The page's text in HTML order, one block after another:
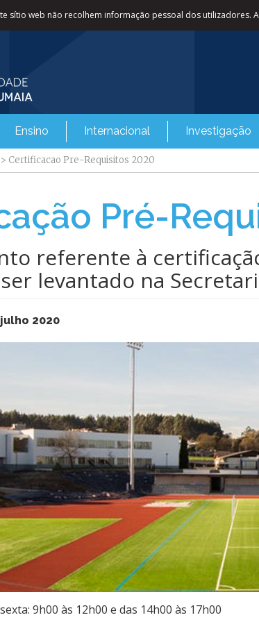
sítio web não recolhem informação pessoal dos utilizadores.
Ensino Internacional Investigação
> Certificacao Pre-Requisitos 2020
Pré-
referente à
levantado na
2020
9h00 às 12h00 e das 14h00 às 17h00